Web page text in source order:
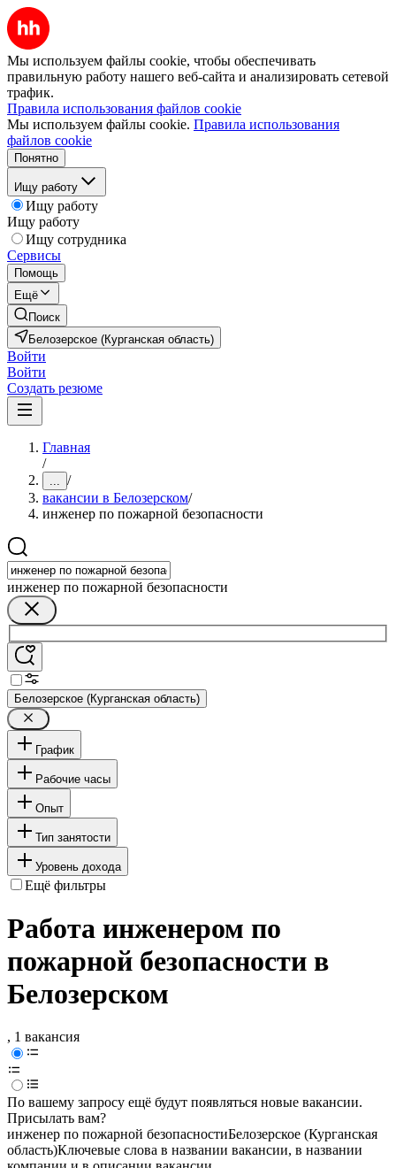
Мы используем файлы cookie, чтобы обеспечивать
правильную работу нашего веб-сайта и анализировать сетевой
трафик.
Правила использования файлов cookie
Мы используем файлы cookie. Правила использования
файлов cookie
Понятно
Ищу работу
Ищу работу
Ищу работу
Ищу сотрудника
Сервисы
Помощь
Ещё
Поиск
Белозерское (Курганская область)
Войти
Войти
Создать резюме
Главная
/
... /
вакансии в Белозерском/
инженер по пожарной безопасности
инженер по пожарной безопасности
Белозерское (Курганская область)
График
Рабочие часы
Опыт
Тип занятости
Уровень дохода
Ещё фильтры
Работа инженером по
пожарной безопасности в
Белозерском
, 1 вакансия
По вашему запросу ещё будут появляться новые вакансии.
Присылать вам?
инженер по пожарной безопасностиБелозерское (Курганская
область)Ключевые слова в названии вакансии, в названии